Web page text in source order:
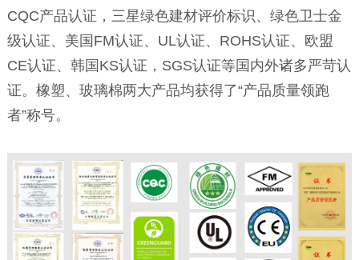
CQC产品认证，三星绿色建材评价标识、绿色卫士金
级认证、美国FM认证、UL认证、ROHS认证、欧盟
CE认证、韩国KS认证，SGS认证等国内外诸多严苛认
证。橡塑、玻璃棉两大产品均获得了“产品质量领跑
者”称号。